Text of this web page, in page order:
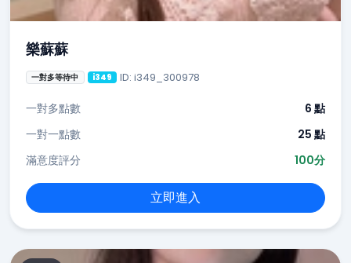
樂蘇蘇
一對多等待中 i349 ID: i349_300978
一對多點數
6 點
一對一點數
25 點
滿意度評分
100分
立即進入